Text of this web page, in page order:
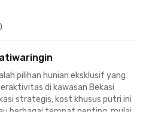
pilihan hunian eksklusif yang
di kawasan Bekasi
strategis, kost khusus putri ini
berbagai tempat penting, mulai
stasiun, hingga bandara.